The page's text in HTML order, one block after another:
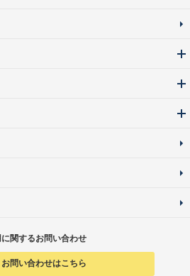
に関するお問い合わせ
お問い合わせはこちら